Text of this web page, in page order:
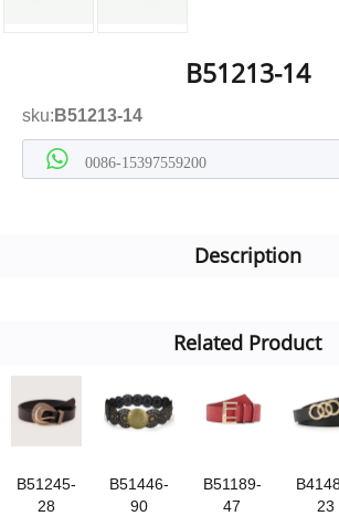
B51213-14
sku: B51213-14
0086-15397559200
Description
Related Product
B51245-
28
B51446-
90
B51189-
47
23